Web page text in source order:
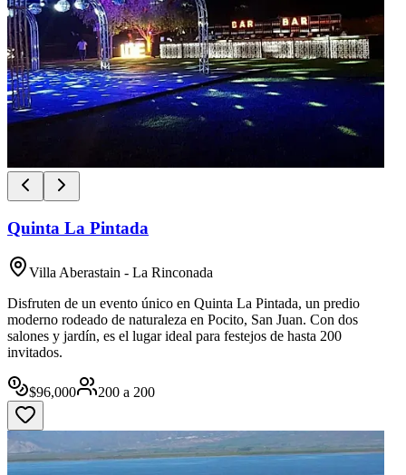
Quinta La Pintada
Villa Aberastain - La Rinconada
Disfruten de un evento único en Quinta La Pintada, un predio
moderno rodeado de naturaleza en Pocito, San Juan. Con dos
salones y jardín, es el lugar ideal para festejos de hasta 200
invitados.
$96,000 200 a 200